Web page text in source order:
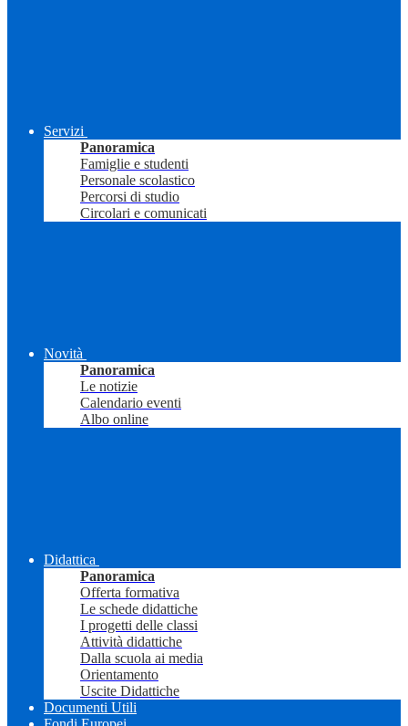
Servizi
Panoramica
Famiglie e studenti
Personale scolastico
Percorsi di studio
Circolari e comunicati
Novità
Panoramica
Le notizie
Calendario eventi
Albo online
Didattica
Panoramica
Offerta formativa
Le schede didattiche
I progetti delle classi
Attività didattiche
Dalla scuola ai media
Orientamento
Uscite Didattiche
Documenti Utili